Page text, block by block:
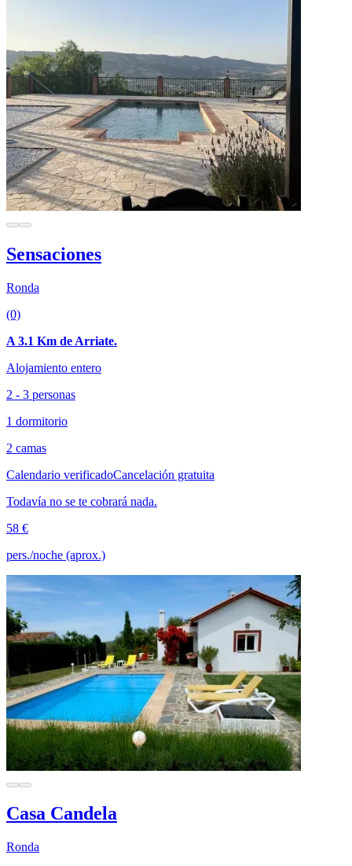
Sensaciones
Ronda
(0)
A 3.1 Km de Arriate.
Alojamiento entero
2 - 3 personas
1 dormitorio
2 camas
Calendario verificadoCancelación gratuita
Todavía no se te cobrará nada.
58 €
pers./noche (aprox.)
Casa Candela
Ronda